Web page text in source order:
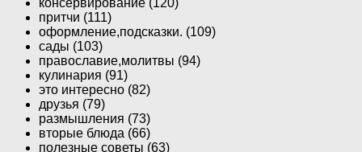
притчи (111)
оформление,подсказки. (109)
сады (103)
православие,молитвы (94)
кулинария (91)
это интересно (82)
друзья (79)
размышления (73)
вторые блюда (66)
полезные советы (63)